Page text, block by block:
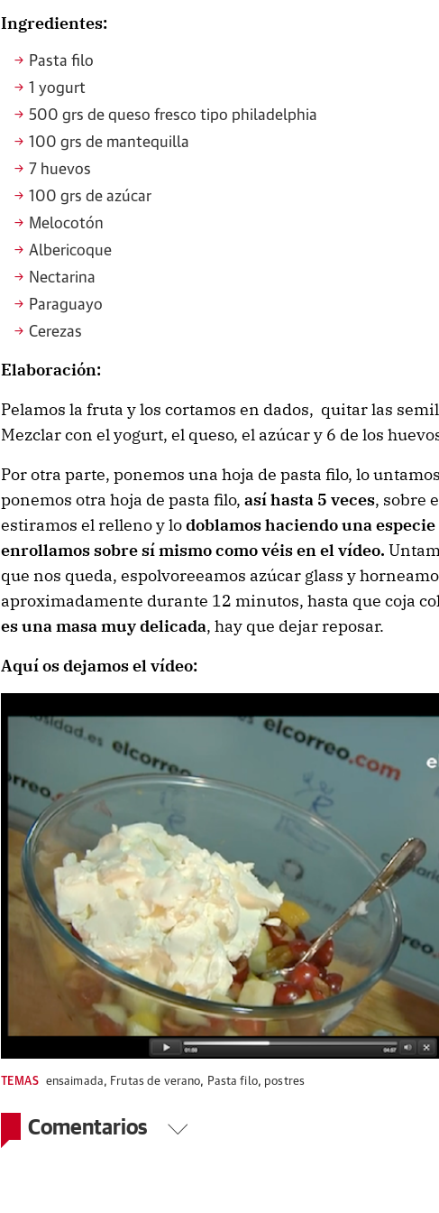
Ingredientes:
Pasta filo
1 yogurt
500 grs de queso fresco tipo philadelphia
100 grs de mantequilla
7 huevos
100 grs de azúcar
Melocotón
Albericoque
Nectarina
Paraguayo
Cerezas
Elaboración:
Pelamos la fruta y los cortamos en dados, quitar las
Mezclar con el yogurt, el queso, el azúcar y 6 de los
Por otra parte, ponemos una hoja de pasta filo, lo
ponemos otra hoja de pasta filo, así hasta 5 veces, sobre
estiramos el relleno y lodoblamos haciendo una especie
enrollamos sobre sí mismo como véis en el vídeo.
que nos queda, espolvoreeamos azúcar glass y
aproximadamente durante 12 minutos, hasta que coja
es una masa muy delicada, hay que dejar reposar.
Aquí os dejamos el vídeo:
TEMAS ensaimada, Frutas de verano, Pasta filo, postres
Comentarios